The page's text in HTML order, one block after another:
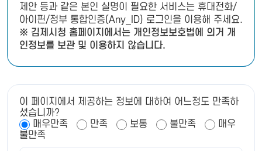
제안 등과 같은 본인 실명이 필요한 서비스는 휴대전화/
아이핀/정부 통합인증(Any_ID) 로그인을 이용해 주세요.
※ 김제시청 홈페이지에서는 개인정보보호법에 의거 개
인정보를 보관 및 이용하지 않습니다.
이 페이지에서 제공하는 정보에 대하여 어느정도 만족하
셨습니까?
매우만족
만족 보통 불만족
매우
불만족